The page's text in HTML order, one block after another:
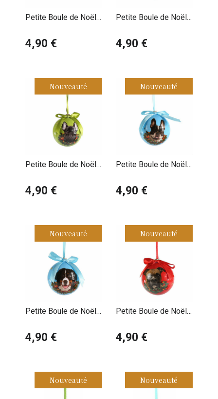
Petite Boule de Noël
4,90 €
Petite Boule de Noël
Fauve
4,90 €
Nouveauté
Petite Boule de Noël
Noir
4,90 €
Nouveauté
Petite Boule de Noël
Noir et Blanc
4,90 €
Nouveauté
Petite Boule de Noël
4,90 €
Nouveauté
Petite Boule de Noël
4,90 €
Nouveauté Nouveauté